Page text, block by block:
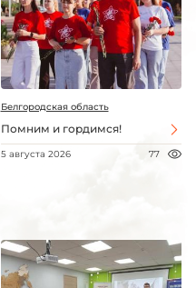
Белгородская область
Помним и гордимся!
5 августа 2026 77